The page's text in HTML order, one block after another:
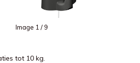
Image 1 / 9
tot 10 kg.